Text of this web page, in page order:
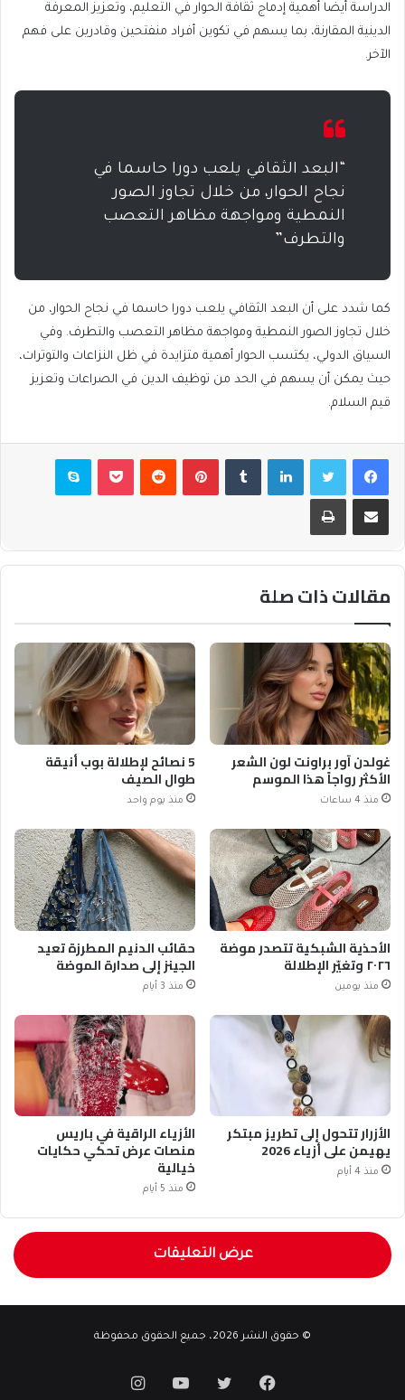
الدراسة أيضا أهمية إدماج ثقافة الحوار في التعليم، وتعزيز المعرفة
الدينية المقارنة، بما يسهم في تكوين أفراد منفتحين وقادرين على فهم
الآخر.
“البعد الثقافي يلعب دورا حاسما في
نجاح الحوار، من خلال تجاوز الصور
النمطية ومواجهة مظاهر التعصب
والتطرف”
كما شدد على أن البعد الثقافي يلعب دورا حاسما في نجاح الحوار، من
خلال تجاوز الصور النمطية ومواجهة مظاهر التعصب والتطرف. وفي
السياق الدولي، يكتسب الحوار أهمية متزايدة في ظل النزاعات والتوترات،
حيث يمكن أن يسهم في الحد من توظيف الدين في الصراعات وتعزيز
قيم السلام.
فيسبوكتويتر لينكدإن بينتيريست بوكيت سكايب
مشاركة عبر البريد طباعة
مقالات ذات صلة
غولدن آور براونت لون الشعر
الأكثر رواجاً هذا الموسم
منذ 4 ساعات
5 نصائح لإطلالة بوب أنيقة
طوال الصيف
منذ يوم واحد
الأحذية الشبكية تتصدر موضة
٢٠٢٦ وتغيّر الإطلالة
منذ يومين
حقائب الدنيم المطرزة تعيد
الجينز إلى صدارة الموضة
منذ 3 أيام
الأزرار تتحول إلى تطريز مبتكر
يهيمن على أزياء 2026
منذ 4 أيام
الأزياء الراقية في باريس
منصات عرض تحكي حكايات
خيالية
منذ 5 أيام
عرض التعليقات
© حقوق النشر 2026، جميع الحقوق محفوظة
فيسبوكتويتر يوتيوبانستقرام